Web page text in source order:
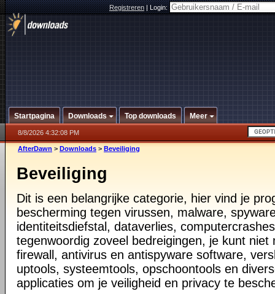
Registreren|Login:
Startpagina Downloads Top downloads Meer
8/8/2026 4:32:08 PM
AfterDawn > Downloads > Beveiliging
Beveiliging
Dit is een belangrijke categorie, hier vind je
bescherming tegen virussen, malware,
identiteitsdiefstal, dataverlies,
tegenwoordig zoveel bedreigingen, je kunt
firewall, antivirus en antispyware software,
uptools, systeemtools, opschoontools en
applicaties om je veiligheid en privacy te